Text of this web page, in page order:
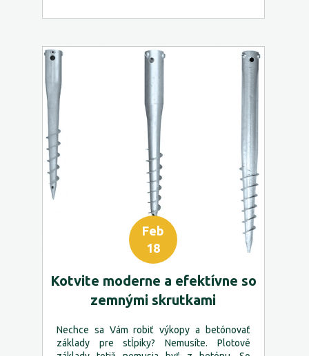
Kotvite moderne a efektívne so
zemnými skrutkami
Nechce sa Vám robiť výkopy a betónovať
základy pre stĺpiky? Nemusíte. Plotové
Feb
18